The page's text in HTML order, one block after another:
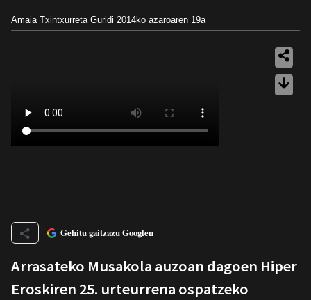
Amaia Txintxurreta Guridi 2014ko azaroaren 19a
Gehitu gaitzazu Googlen
Arrasateko Musakola auzoan dagoen Hiper
Eroskiren 25. urteurrena ospatzeko